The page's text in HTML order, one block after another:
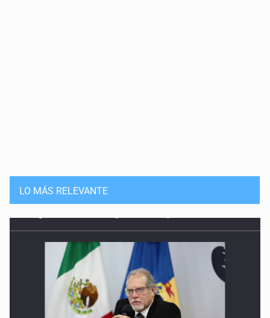
LO MÁS RELEVANTE